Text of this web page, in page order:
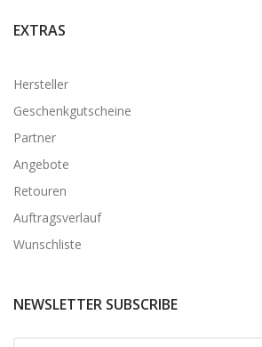
EXTRAS
Hersteller
Geschenkgutscheine
Partner
Angebote
Retouren
Auftragsverlauf
Wunschliste
NEWSLETTER SUBSCRIBE